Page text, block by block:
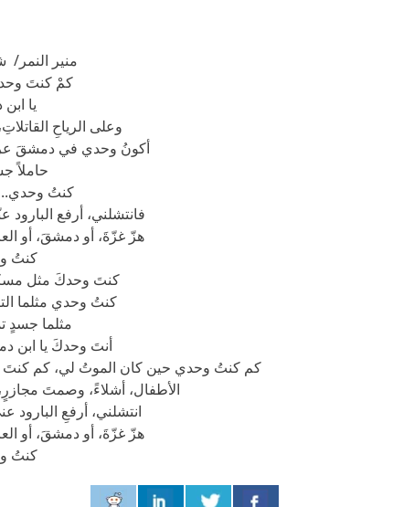
منير
كمْ كنتَ
يا
وعلى الرياحِ
أكونُ وحدي في دمشقَ
حاملاً
كنتُ وحدي..
فانتشلني، أرفع
هزّ غزّةَ، أو دمشقَ، أو
كنتُ
كنتَ وحدكَ مثل
كنتُ وحدي مثلما
مثلما جسدٍ
أنتَ وحدكَ يا ابن
كم كنتُ وحدي حين كان الموتُ لي، كم
الأطفال، أشلاءً، وصمتَ
انتشلني، أرفعِ
هزّ غزّةَ، أو دمشقَ، أو
كنتُ